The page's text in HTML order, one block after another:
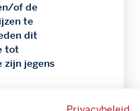
of de
te
dit
tot
zijn jegens
die